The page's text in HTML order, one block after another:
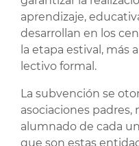
aprendizaje,
desarrollan en los
la etapa estival, más
lectivo formal.
La subvención se
asociaciones padres,
alumnado de cada
que son estas